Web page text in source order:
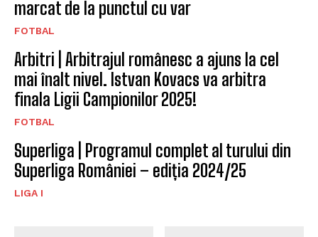
marcat de la punctul cu var
FOTBAL
Arbitri | Arbitrajul românesc a ajuns la cel
mai înalt nivel. Istvan Kovacs va arbitra
finala Ligii Campionilor 2025!
FOTBAL
Superliga | Programul complet al turului din
Superliga României – ediția 2024/25
LIGA I